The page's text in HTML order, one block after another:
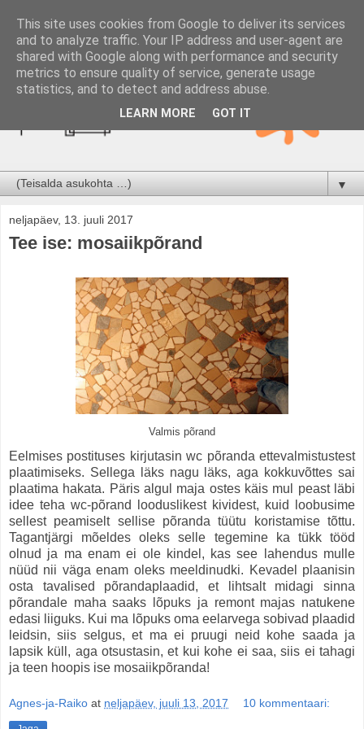
▼
neljapäev, 13. juuli 2017
Tee ise: mosaiikpõrand
Valmis põrand
Eelmises postituses kirjutasin wc põranda ettevalmistustest
plaatimiseks. Sellega läks nagu läks, aga kokkuvõttes sai
plaatima hakata. Päris algul maja ostes käis mul peast läbi
idee teha wc-põrand looduslikest kividest, kuid loobusime
sellest peamiselt sellise põranda tüütu koristamise tõttu.
Tagantjärgi mõeldes oleks selle tegemine ka tükk tööd
olnud ja ma enam ei ole kindel, kas see lahendus mulle
nüüd nii väga enam oleks meeldinudki. Kevadel plaanisin
osta tavalised põrandaplaadid, et lihtsalt midagi sinna
põrandale maha saaks lõpuks ja remont majas natukene
edasi liiguks. Kui ma lõpuks oma eelarvega sobivad plaadid
leidsin, siis selgus, et ma ei pruugi neid kohe saada ja
lapsik küll, aga otsustasin, et kui kohe ei saa, siis ei tahagi
ja teen hoopis ise mosaiikpõranda!
Agnes-ja-Raiko at neljapäev, juuli 13, 2017 10 kommentaari:
This site uses cookies from Google to deliver its services
and to analyze traffic. Your IP address and user-agent are
shared with Google along with performance and security
metrics to ensure quality of service, generate usage
statistics, and to detect and address abuse.
LEARN MORE GOT IT